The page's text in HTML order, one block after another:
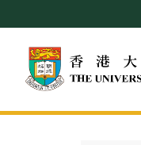
to
main
content